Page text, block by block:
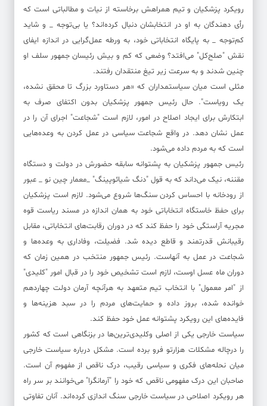
رویکرد پزشکیان و تیم همراهش برخاسته از نیات و مطالباتی است که
رأی دهندگان به او در انتخابشان دنبال کرده‌اند؟ یا بی‌توجه _ و شاید
کم‌توجه _ به پایگاه انتخاباتی خود، به ورطه عمل‌گرایی در اندازه ایفای
نقش "صلح‌کل" می‌افتد؟ وضعی که کم و بیش رئیسان جمهور سلف او
چنین شدند و به سرعت زیر تیغ منتقدان رفتند.
مثلی است میان سیاستمداران که «هر دستاورد بزرگ تا محقق نشده،
یک رویاست". حال رئیس جمهور پزشکیان بدون اکتفای صرف به
ابتکارش برای ایجاد اصلاح در امور، لازم است "شجاعت" اجرای آن را در
عمل نشان دهد. در واقع شجاعت سیاسی در عمل کردن به وعده‌هایی
است که به مردم داده می‌شود.
رئیس جمهور پزشکیان به پشتوانه سابقه حضورش در دولت و دستگاه
مقننه، نیک می‌داند که به قول "دنگ شیائوپینگ" _معمار چین نو _ عبور
از رودخانه با احساس کردن سنگ‌ها شروع می‌شود. لازم است پزشکیان
برای حفظ خاستگاه انتخاباتی خود به همان اندازه در مسند ریاست قوه
مجریه آراستگی خود را حفظ کند که در دوران رقابت‌های انتخاباتی، مقابل
رقیبانش قدرتمند و قاطع دیده شد. فضیلت، وفاداری به وعده‌ها و
شجاعت در عمل به آنهاست. رئیس جمهور منتخب در همین زمان که
دوران ماه عسل اوست، لازم است تشخیص خود را در قبال امور "کلیدی"
از "امر معمول" با انتخاب تیم متعهد به هرآنچه آرمان دولت چهاردهم
خوانده شده، بروز داده و حمایت‌های مردم را در سبد هزینه‌ها و
فایده‌های این رویکرد پشتوانه عمل خود حفظ کند.
سیاست خارجی یکی از اصلی‌ وکلیدی‌ترین‌ها در بزنگاهی است که کشور
را درچاله مشکلات هزارتو فرو برده است. مشکل درباره سیاست خارجی
میان نحله‌های فکری و سیاسی رقیب، درک ناقص از مفهوم آن است.
صاحبان این درک مفهومی ناقص که خود را "آرمانگرا" می‌خوانند بر سر راه
هر رویکرد اصلاحی در سیاست خارجی سنگ اندازی کرده‌اند. آنان تفاوتی